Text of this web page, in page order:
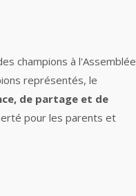
champions à l'Assemblée
représentés, le
de partage et de
pour les parents et